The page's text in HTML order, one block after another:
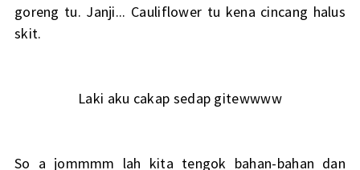
goreng tu. Janji... Cauliflower tu kena cincang halus
skit.
Laki aku cakap sedap gitewwww
So a jommmm lah kita tengok bahan-bahan dan